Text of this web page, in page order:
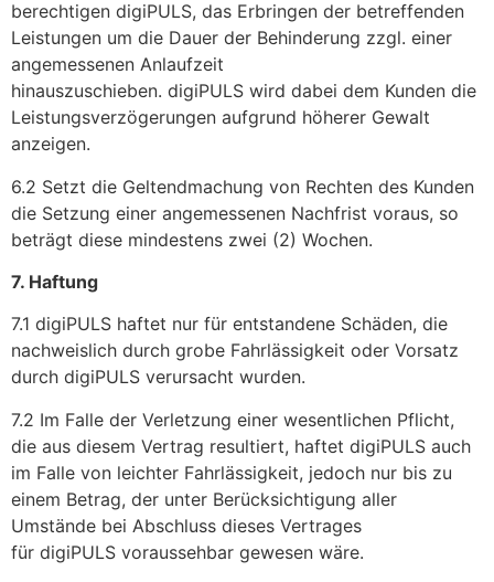
berechtigen digiPULS, das Erbringen der betreffenden
Leistungen um die Dauer der Behinderung zzgl. einer
angemessenen Anlaufzeit
hinauszuschieben. digiPULS wird dabei dem Kunden die
Leistungsverzögerungen aufgrund höherer Gewalt
anzeigen.
6.2 Setzt die Geltendmachung von Rechten des Kunden
die Setzung einer angemessenen Nachfrist voraus, so
beträgt diese mindestens zwei (2) Wochen.
7. Haftung
7.1 digiPULS haftet nur für entstandene Schäden, die
nachweislich durch grobe Fahrlässigkeit oder Vorsatz
durch digiPULS verursacht wurden.
7.2 Im Falle der Verletzung einer wesentlichen Pflicht,
die aus diesem Vertrag resultiert, haftet digiPULS auch
im Falle von leichter Fahrlässigkeit, jedoch nur bis zu
einem Betrag, der unter Berücksichtigung aller
Umstände bei Abschluss dieses Vertrages
für digiPULS voraussehbar gewesen wäre.